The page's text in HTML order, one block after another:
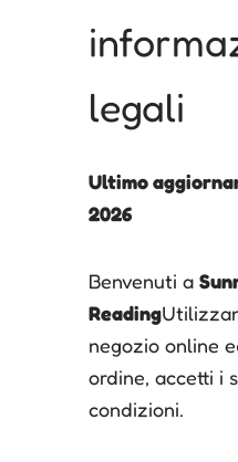
legali
Ultimo
2026
Benvenuti a
Reading
negozio online
ordine, accetti i
condizioni.